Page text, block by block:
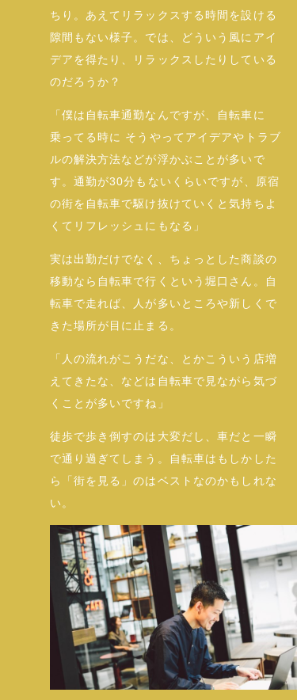
ちり。あえてリラックスする時間を設ける
隙間もない様子。では、どういう風にアイ
デアを得たり、リラックスしたりしている
のだろうか？
「僕は自転車通勤なんですが、自転車に
乗ってる時に そうやってアイデアやトラブ
ルの解決方法などが浮かぶことが多いで
す。通勤が30分もないくらいですが、原宿
の街を自転車で駆け抜けていくと気持ちよ
くてリフレッシュにもなる」
実は出勤だけでなく、ちょっとした商談の
移動なら自転車で行くという堀口さん。自
転車で走れば、人が多いところや新しくで
きた場所が目に止まる。
「人の流れがこうだな、とかこういう店増
えてきたな、などは自転車で見ながら気づ
くことが多いですね」
徒歩で歩き倒すのは大変だし、車だと一瞬
で通り過ぎてしまう。自転車はもしかした
ら「街を見る」のはベストなのかもしれな
い。